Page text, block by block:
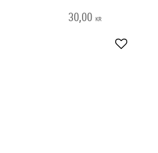
30,00 KR
Add to